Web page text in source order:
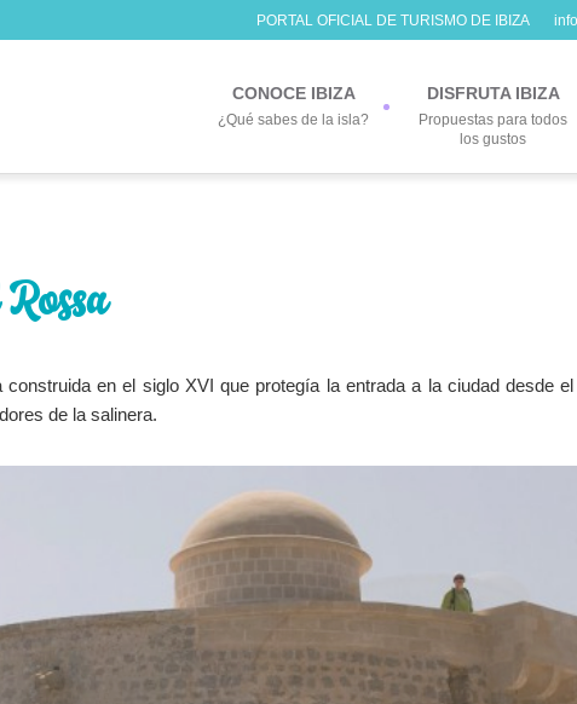
PORTAL OFICIAL DE TURISMO DE IBIZA
CONOCE IBIZA
¿Qué sabes de la isla?
DISFRUTA IBIZA
Propuestas para todos
los gustos
construida en el siglo XVI que protegía la entrada a la ciudad desde
de la salinera.